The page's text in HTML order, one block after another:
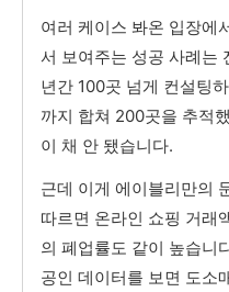
여러 케이스 봐온 입장에
서 보여주는 성공 사례는
년간 100곳 넘게 컨설팅
까지 합쳐 200곳을 추적
이 채 안 됐습니다.
근데 이게 에이블리만의
따르면 온라인 쇼핑 거래
의 폐업률도 같이 높습니
공인 데이터를 보면 도소